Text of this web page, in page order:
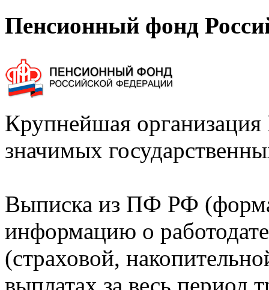
Пенсионный фонд
Крупнейшая
значимых
Выписка из ПФ РФ
информацию о
(страховой,
выплатах за весь период